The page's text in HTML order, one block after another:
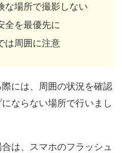
な場所で撮影しない
全を最優先に
は周囲に注意
には、周囲の状況を確認
ならない場所で行いまし
は、スマホのフラッシュ